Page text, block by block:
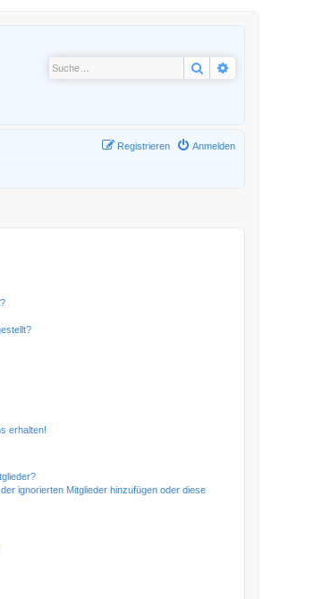
Suche
Anmelden
Registrieren
erhalten!
ignorierten Mitglieder hinzufügen oder diese